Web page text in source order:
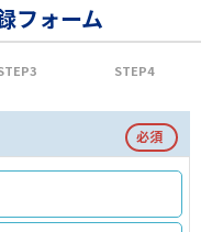
フォーム
STEP4
必須